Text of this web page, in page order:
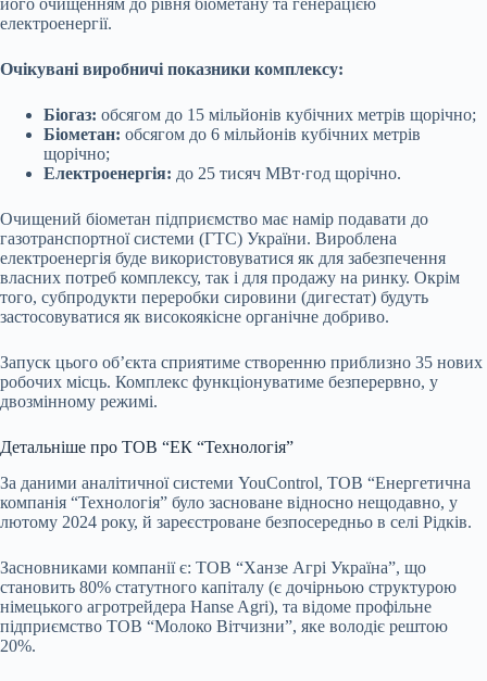
його очищенням до рівня біометану та генерацією
електроенергії.
Очікувані виробничі показники комплексу:
Біогаз: обсягом до 15 мільйонів кубічних метрів щорічно;
Біометан: обсягом до 6 мільйонів кубічних метрів
щорічно;
Електроенергія: до 25 тисяч МВт·год щорічно.
Очищений біометан підприємство має намір подавати до
газотранспортної системи (ГТС) України. Вироблена
електроенергія буде використовуватися як для забезпечення
власних потреб комплексу, так і для продажу на ринку. Окрім
того, субпродукти переробки сировини (дигестат) будуть
застосовуватися як високоякісне органічне добриво.
Запуск цього об’єкта сприятиме створенню приблизно 35 нових
робочих місць. Комплекс функціонуватиме безперервно, у
двозмінному режимі.
Детальніше про ТОВ “ЕК “Технологія”
За даними аналітичної системи YouControl, ТОВ “Енергетична
компанія “Технологія” було засноване відносно нещодавно, у
лютому 2024 року, й зареєстроване безпосередньо в селі Рідків.
Засновниками компанії є: ТОВ “Ханзе Агрі Україна”, що
становить 80% статутного капіталу (є дочірньою структурою
німецького агротрейдера Hanse Agri), та відоме профільне
підприємство ТОВ “Молоко Вітчизни”, яке володіє рештою
20%.